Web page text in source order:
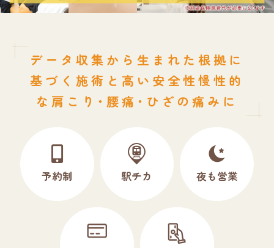
データ収集から生まれた 根拠に
基づく施術と高い安全性慢性的
な肩こり･腰痛･ひざの痛みに
予約制 駅チカ 夜も営業